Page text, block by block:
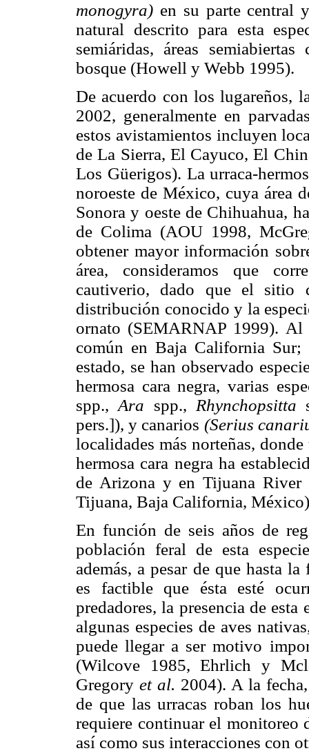
monogyra) en su parte central
natural descrito para esta
semiáridas, áreas
bosque (Howell y Webb 1995).
De acuerdo con los lugareños,
2002, generalmente en
estos avistamientos incluyen
de La Sierra, El Cayuco, El
Los Güerigos). La urraca-
noroeste de México, cuya área
Sonora y oeste de Chihuahua,
de Colima (AOU 1998,
obtener mayor información
área, consideramos que
cautiverio, dado que el sitio
distribución conocido y la
ornato (SEMARNAP 1999). Al
común en Baja California
estado, se han observado
hermosa cara negra, varias
spp.,Ara spp., Rhynchopsitta
pers.]), y canarios (Serius
localidades más norteñas,
hermosa cara negra ha
de Arizona y en Tijuana River
Tijuana, Baja California,
En función de seis años de
población feral de esta
además, a pesar de que hasta
es factible que ésta esté
predadores, la presencia de esta
algunas especies de aves
puede llegar a ser motivo
(Wilcove 1985, Ehrlich y
Gregory et al. 2004). A la
de que las urracas roban los
requiere continuar el monitoreo
así como sus interacciones con